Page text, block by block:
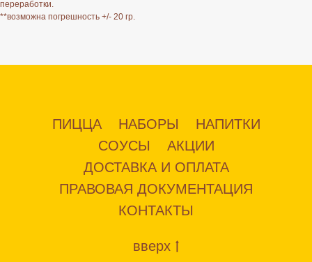
переработки.
**возможна погрешность +/- 20 гр.
ПИЦЦА НАБОРЫ
НАПИТКИ
СОУСЫ
АКЦИИ
ДОСТАВКА И ОПЛАТА
ПРАВОВАЯ ДОКУМЕНТАЦИЯ
КОНТАКТЫ
вверх